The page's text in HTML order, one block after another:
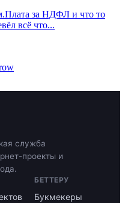
за НДФЛ и что то
всё что...
служба
проекты и
БЕТТЕРУ
Букмекеры